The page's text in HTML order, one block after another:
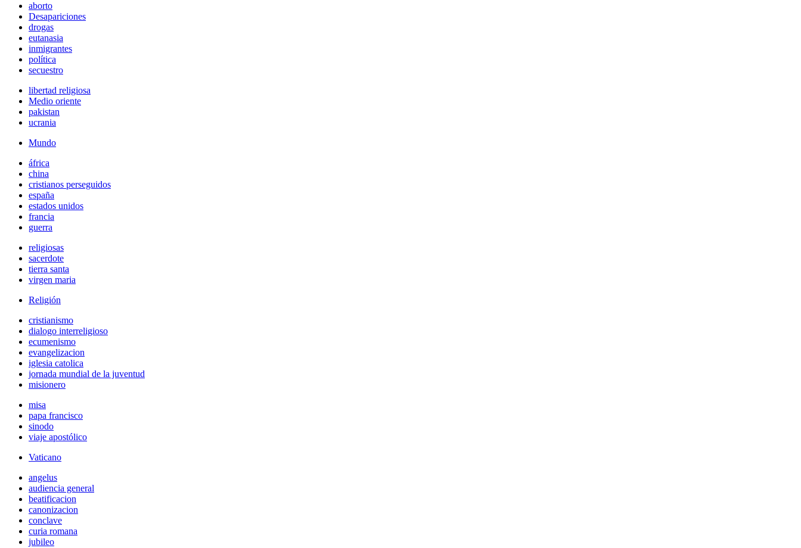
aborto
Desapariciones
drogas
eutanasia
inmigrantes
política
secuestro
libertad religiosa
Medio oriente
pakistan
ucrania
Mundo
áfrica
china
cristianos perseguidos
españa
estados unidos
francia
guerra
religiosas
sacerdote
tierra santa
virgen maria
Religión
cristianismo
dialogo interreligioso
ecumenismo
evangelizacion
iglesia catolica
jornada mundial de la juventud
misionero
misa
papa francisco
sinodo
viaje apostólico
Vaticano
angelus
audiencia general
beatificacion
canonizacion
conclave
curia romana
jubileo